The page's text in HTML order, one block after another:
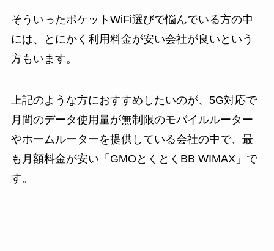
そういったポケットWiFi選びで悩んでいる方の中
には、とにかく利用料金が安い会社が良いという
方もいます。
上記のような方におすすめしたいのが、5G対応で
月間のデータ使用量が無制限のモバイルルーター
やホームルーターを提供している会社の中で、最
も月額料金が安い「GMOとくとくBB WIMAX」で
す。